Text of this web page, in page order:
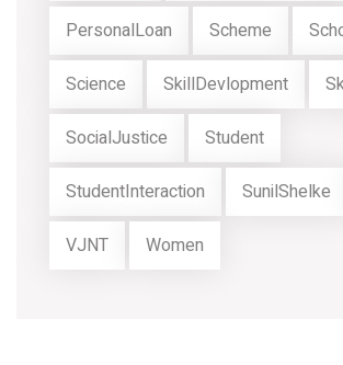
PersonalLoan Scheme
Science SkillDevlopment
SocialJustice Student
StudentInteraction SunilShelke
VJNT Women